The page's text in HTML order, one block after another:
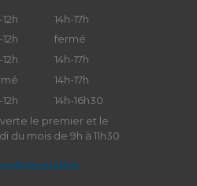
14h-17h
fermé
14h-17h
14h-17h
14h-16h30
le premier et le
du mois de 9h à 11h30